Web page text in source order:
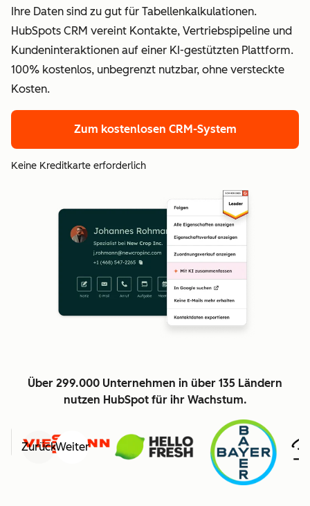
Ihre Daten sind zu gut für Tabellenkalkulationen.
HubSpots CRM vereint Kontakte, Vertriebspipeline und
Kundeninteraktionen auf einer KI-gestützten Plattform.
100% kostenlos, unbegrenzt nutzbar, ohne versteckte
Kosten.
Zum kostenlosen CRM-System
Keine Kreditkarte erforderlich
Über 299.000 Unternehmen in über 135 Ländern
nutzen HubSpot für ihr Wachstum.
ZurückWeiter